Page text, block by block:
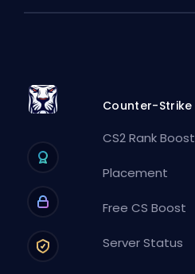
Counter-Strike
CS2 Rank Boost
Placement
Free CS Boost
Server Status